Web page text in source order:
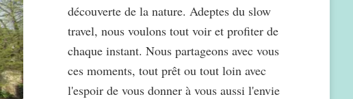
découverte de la nature. Adeptes du slow
travel, nous voulons tout voir et profiter de
chaque instant. Nous partageons avec vous
ces moments, tout prêt ou tout loin avec
l'espoir de vous donner à vous aussi l'envie